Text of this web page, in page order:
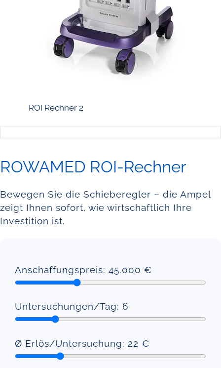
ROI Rechner 2
ROWAMED ROI-Rechner
Bewegen Sie die Schieberegler – die Ampel
zeigt Ihnen sofort, wie wirtschaftlich Ihre
Investition ist.
Anschaffungspreis: 45.000 €
Untersuchungen/Tag: 6
Ø Erlös/Untersuchung: 22 €